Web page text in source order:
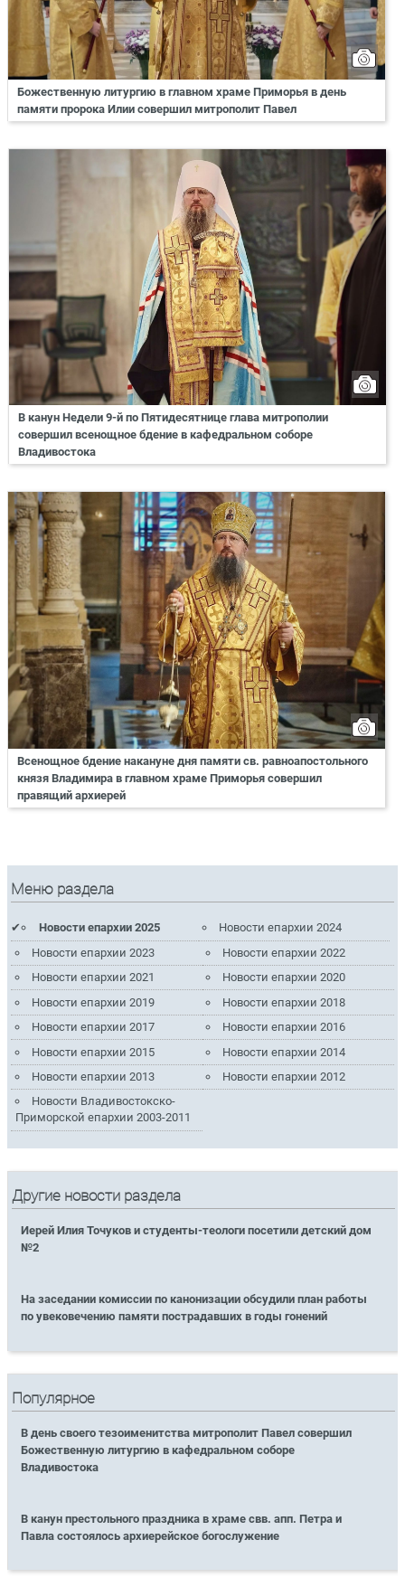
Божественную литургию в главном храме Приморья в день
памяти пророка Илии совершил митрополит Павел
В канун Недели 9-й по Пятидесятнице глава митрополии
совершил всенощное бдение в кафедральном соборе
Владивостока
Всенощное бдение накануне дня памяти св. равноапостольного
князя Владимира в главном храме Приморья совершил
правящий архиерей
Меню раздела
Новости епархии 2025
Новости епархии 2024
Новости епархии 2023
Новости епархии 2022
Новости епархии 2021
Новости епархии 2020
Новости епархии 2019
Новости епархии 2018
Новости епархии 2017
Новости епархии 2016
Новости епархии 2015
Новости епархии 2014
Новости епархии 2013
Новости епархии 2012
Новости Владивостокско-
Приморской епархии 2003-2011
Другие новости раздела
Иерей Илия Точуков и студенты-теологи посетили детский дом
№2
На заседании комиссии по канонизации обсудили план работы
по увековечению памяти пострадавших в годы гонений
Популярное
В день своего тезоименитства митрополит Павел совершил
Божественную литургию в кафедральном соборе
Владивостока
В канун престольного праздника в храме свв. апп. Петра и
Павла состоялось архиерейское богослужение